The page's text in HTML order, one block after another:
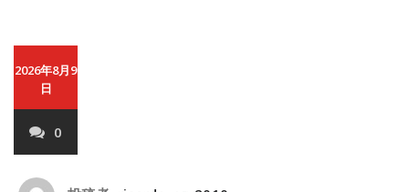
2026年8月9
日
0